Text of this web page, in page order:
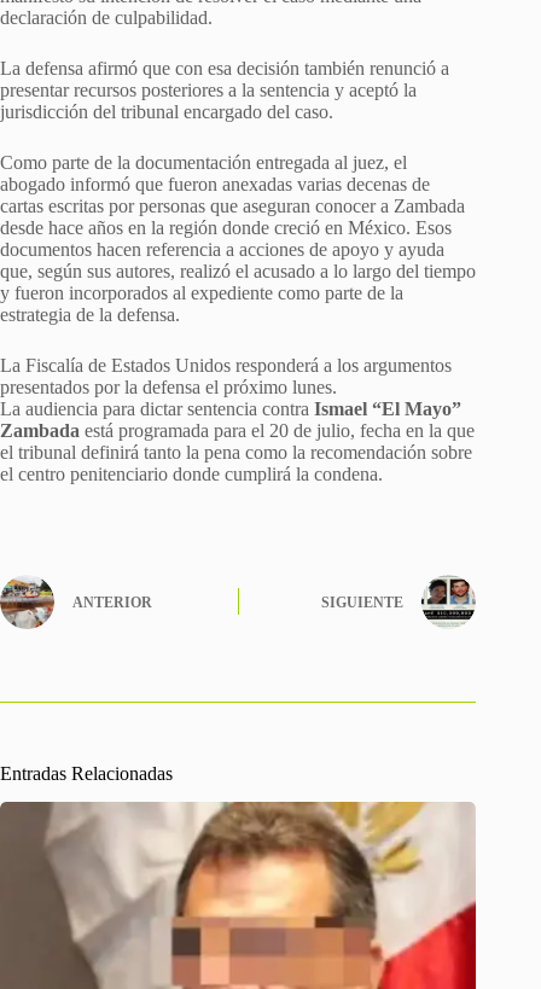
declaración de culpabilidad.
La defensa afirmó que con esa decisión también renunció a
presentar recursos posteriores a la sentencia y aceptó la
jurisdicción del tribunal encargado del caso.
Como parte de la documentación entregada al juez, el
abogado informó que fueron anexadas varias decenas de
cartas escritas por personas que aseguran conocer a Zambada
desde hace años en la región donde creció en México. Esos
documentos hacen referencia a acciones de apoyo y ayuda
que, según sus autores, realizó el acusado a lo largo del tiempo
y fueron incorporados al expediente como parte de la
estrategia de la defensa.
La Fiscalía de Estados Unidos responderá a los argumentos
presentados por la defensa el próximo lunes.
La audiencia para dictar sentencia contra Ismael “El Mayo”
Zambada está programada para el 20 de julio, fecha en la que
el tribunal definirá tanto la pena como la recomendación sobre
el centro penitenciario donde cumplirá la condena.
ANTERIOR SIGUIENTE
Entradas Relacionadas